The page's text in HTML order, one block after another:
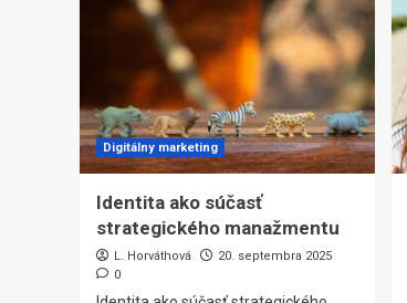
Digitálny marketing
Identita ako súčasť
strategického manažmentu
L. Horváthová
20. septembra 2025
0